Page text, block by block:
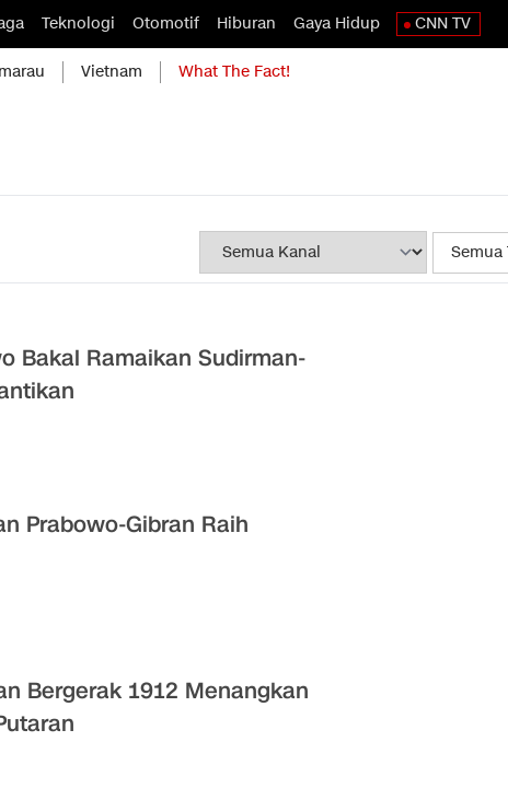
Teknologi Otomotif Hiburan Gaya Hidup CNN TV
Vietnam What The Fact!
Bakal Ramaikan Sudirman-
Prabowo-Gibran Raih
Bergerak 1912 Menangkan